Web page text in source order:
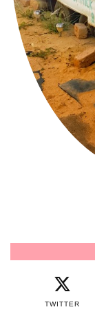
TWITTER